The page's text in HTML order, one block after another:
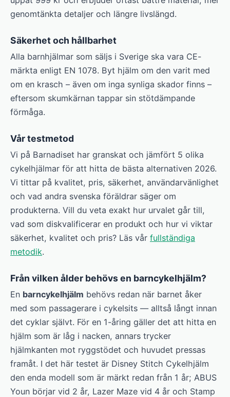
genomtänkta detaljer och längre livslängd.
Säkerhet och hållbarhet
Alla barnhjälmar som säljs i Sverige ska vara CE-
märkta enligt EN 1078. Byt hjälm om den varit med
om en krasch – även om inga synliga skador finns –
eftersom skumkärnan tappar sin stötdämpande
förmåga.
Vår testmetod
Vi på Barnadiset har granskat och jämfört 5 olika
cykelhjälmar för att hitta de bästa alternativen 2026.
Vi tittar på kvalitet, pris, säkerhet, användarvänlighet
och vad andra svenska föräldrar säger om
produkterna. Vill du veta exakt hur urvalet går till,
vad som diskvalificerar en produkt och hur vi viktar
säkerhet, kvalitet och pris? Läs vår fullständiga
metodik.
Från vilken ålder behövs en barncykelhjälm?
En barncykelhjälm behövs redan när barnet åker
med som passagerare i cykelsits — alltså långt innan
det cyklar självt. För en 1-åring gäller det att hitta en
hjälm som är låg i nacken, annars trycker
hjälmkanten mot ryggstödet och huvudet pressas
framåt. I det här testet är Disney Stitch Cykelhjälm
den enda modell som är märkt redan från 1 år; ABUS
Youn börjar vid 2 år, Lazer Maze vid 4 år och Stamp